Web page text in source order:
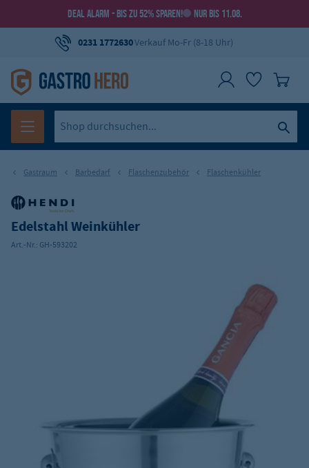
DEAL ALARM - BIS ZU 52% SPAREN! NUR BIS 11.08.
0231 1772630Verkauf Mo-Fr (8-18 Uhr)
Gastraum Barbedarf Flaschenzubehör Flaschenkühler
Edelstahl Weinkühler
Art.-Nr.: GH-593202